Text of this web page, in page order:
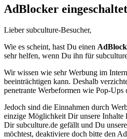
AdBlocker
Lieber subculture-Besucher,
Wie es scheint, hast Du einen
sehr helfen, wenn Du ihn für
Wir wissen wie sehr Werbung im
beeinträchtigen kann. Deshalb
penetrante Werbeformen wie Pop-Ups
Jedoch sind die Einnahmen durch
einzige Möglichkeit Dir unsere Inhalte
Dir subculture.de gefällt und Du
möchtest, deaktiviere doch bitte den